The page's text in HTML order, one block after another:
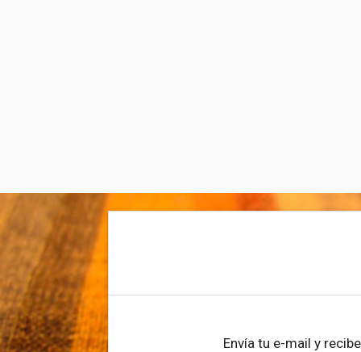
Envía tu e-mail y